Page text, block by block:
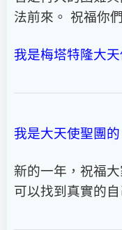
法前來。 祝福你
我是梅塔特隆大
我是大天使聖團
新的一年，祝福
可以找到真實的